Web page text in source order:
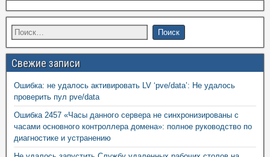
Свежие записи
Ошибка: не удалось активировать LV ‘pve/data’: Не удалось
проверить пул pve/data
Ошибка 2457 «Часы данного сервера не синхронизированы с
часами основного контроллера домена»: полное руководство по
диагностике и устранению